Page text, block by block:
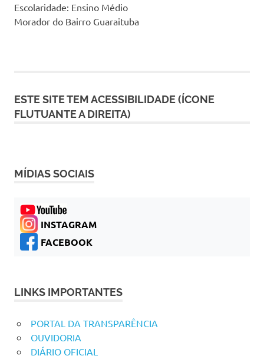
Escolaridade: Ensino Médio
Morador do Bairro Guaraituba
ESTE SITE TEM ACESSIBILIDADE (ÍCONE
FLUTUANTE A DIREITA)
MÍDIAS SOCIAIS
INSTAGRAM
FACEBOOK
LINKS IMPORTANTES
PORTAL DA TRANSPARÊNCIA
OUVIDORIA
DIÁRIO OFICIAL